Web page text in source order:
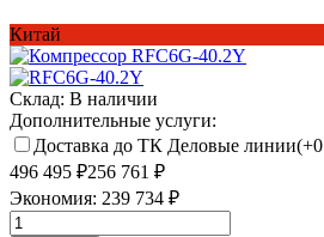
Китай
Склад: В наличии
Дополнительные услуги:
Доставка до ТК Деловые линии(+0
496 495 ₽256 761 ₽
Экономия: 239 734 ₽